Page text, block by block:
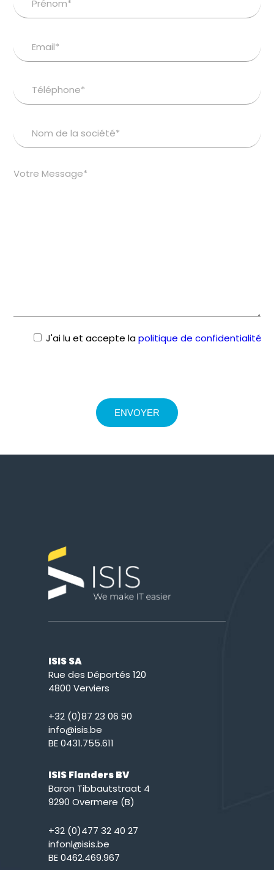
J'ai lu et accepte lapolitique de confidentialité
ISIS SA
Rue des Déportés 120
4800 Verviers
+32 (0)87 23 06 90
info@isis.be
BE 0431.755.611
ISIS Flanders BV
Baron Tibbautstraat 4
9290 Overmere (B)
+32 (0)477 32 40 27
infonl@isis.be
BE 0462.469.967